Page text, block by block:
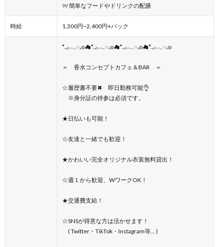
୨୧ 簡単なフードやドリンクの配膳
時給 1,300円~2,400円+バック
*.𓈒𓂂𓂃◌𓈒𓐍☁*.𓈒𓂂𓂃◌𓈒𓐍☁*.𓈒𓂂𓂃◌𓈒𓐍☁*.𓈒𓂂𓂃◌𓈒𓐍
＝ 香水コンセプトカフェ＆BAR ＝
☆履歴書不要✖ 即日勤務可能👌
※身分証の持参は必須です。
★日払いも可能！
☆友達と一緒でも歓迎！
★かわいい完全オリジナル衣装無料貸出！
☆週１から歓迎、WワークOK！
★交通費支給！
☆SNSが得意な方は活かせます！
( Twitter・TikTok・Instagram等... )